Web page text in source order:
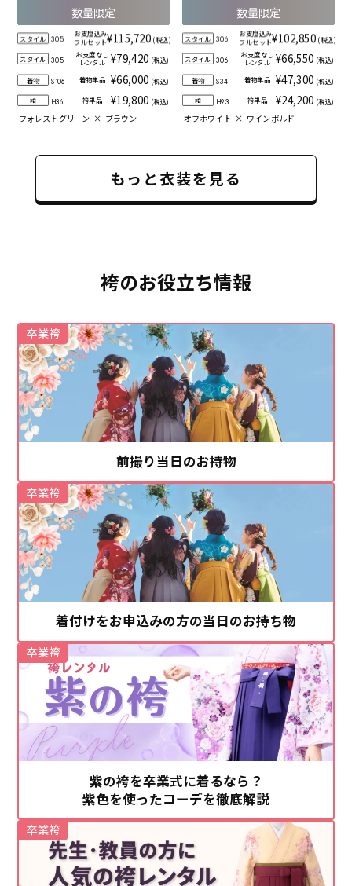
数量限定
スタイル 305
お支度込み
フルセット¥115,720 (税込)
スタイル 305
お支度なし
レンタル
¥79,420 (税込)
着物 S106 着物単品 ¥66,000 (税込)
袴 H36 袴単品 ¥19,800 (税込)
フォレストグリーン × ブラウン
数量限定
スタイル 306
お支度込み
フルセット¥102,850 (税込)
スタイル 306
お支度なし
レンタル ¥66,550 (税込)
着物 S34 着物単品 ¥47,300 (税込)
袴 H93 袴単品 ¥24,200 (税込)
オフホワイト × ワインボルドー
もっと衣装を見る
袴のお役立ち情報
前撮り当日のお持物
卒業袴
着付けをお申込みの方の当日のお持ち物
卒業袴
紫の袴を卒業式に着るなら？
紫色を使ったコーデを徹底解説
卒業袴
卒業袴